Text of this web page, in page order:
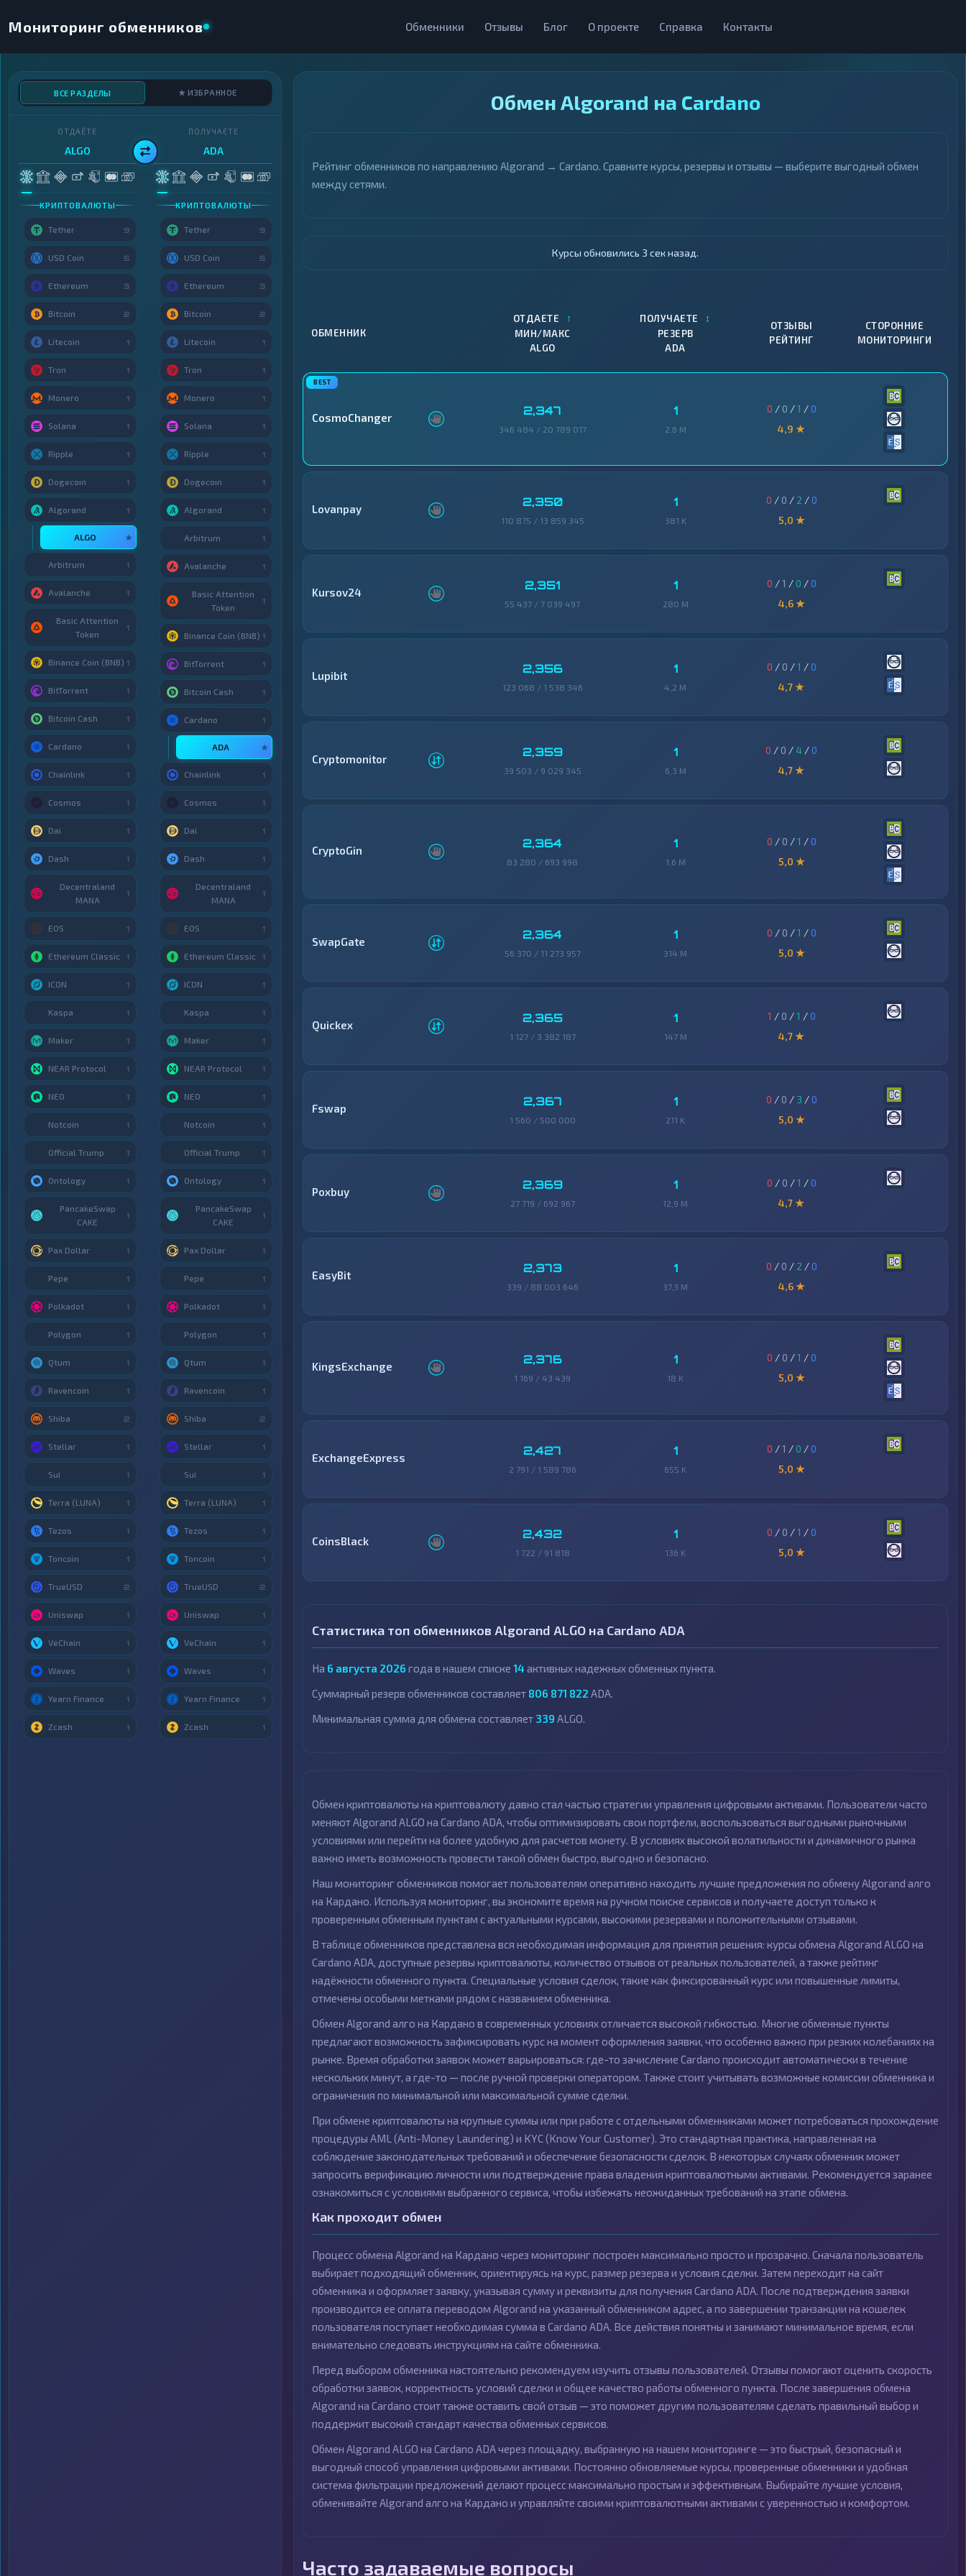
Мониторинг обменников Обменники Отзывы Блог О проекте Справка Контакты
Обмен Algorand на Cardano
Рейтинг обменников по направлению Algorand → Cardano. Сравните курсы, резервы и отзывы — выберите выгодный обмен
между сетями.
Курсы обновились 4 сек назад.
ОБМЕННИК
ОТДАЕТЕ ↑
МИН/МАКС
ALGO
ПОЛУЧАЕТЕ ↕
РЕЗЕРВ
ADA
ОТЗЫВЫ
РЕЙТИНГ
СТОРОННИЕ
МОНИТОРИНГИ
CosmoChanger 2,347
346 484 / 20 789 017
1
2,6 M
0 / 0 /1 /0
4,9 ★
Lovanpay 2,350
110 875 / 13 859 345
1
381 K
0 / 0 / 2 /0
5,0 ★
Kursov24 2,351
55 437 / 7 039 497
1
280 M
0 /1 / 0 /0
4,6 ★
Lupibit 2,356
123 068 / 1 538 346
1
4,2 M
0 / 0 /1 /0
4,7 ★
Cryptomonitor 2,359
39 503 / 9 029 345
1
6,3 M
0 / 0 / 4 /0
4,7 ★
CryptoGin 2,364
83 280 / 693 998
1
1,6 M
0 / 0 /1 /0
5,0 ★
SwapGate 2,364
56 370 / 11 273 957
1
314 M
0 / 0 /1 /0
5,0 ★
Quickex 2,365
1 127 / 3 382 187
1
147 M
1 / 0 /1 /0
4,7 ★
Fswap 2,367
1 560 / 500 000
1
211 K
0 / 0 / 3 /0
5,0 ★
Poxbuy 2,369
27 719 / 692 967
1
12,9 M
0 / 0 /1 /0
4,7 ★
EasyBit 2,373
339 / 88 003 646
1
37,3 M
0 / 0 / 2 /0
4,6 ★
KingsExchange 2,376
1 169 / 43 439
1
18 K
0 / 0 /1 /0
5,0 ★
ExchangeExpress 2,427
2 791 / 1 589 786
1
655 K
0 /1 / 0 /0
5,0 ★
CoinsBlack 2,432
1 722 / 91 818
1
136 K
0 / 0 /1 /0
5,0 ★
Статистика топ обменников Algorand ALGO на Cardano ADA
На 6 августа 2026 года в нашем списке 14активных надежных обменных пункта.
Суммарный резерв обменников составляет 806 871 822 ADA.
Минимальная сумма для обмена составляет 339 ALGO.
Обмен криптовалюты на криптовалюту давно стал частью стратегии управления цифровыми активами. Пользователи часто
меняют Algorand ALGO на Cardano ADA, чтобы оптимизировать свои портфели, воспользоваться выгодными рыночными
условиями или перейти на более удобную для расчетов монету. В условиях высокой волатильности и динамичного рынка
важно иметь возможность провести такой обмен быстро, выгодно и безопасно.
Наш мониторинг обменников помогает пользователям оперативно находить лучшие предложения по обмену Algorand алго
на Кардано. Используя мониторинг, вы экономите время на ручном поиске сервисов и получаете доступ только к
проверенным обменным пунктам с актуальными курсами, высокими резервами и положительными отзывами.
В таблице обменников представлена вся необходимая информация для принятия решения: курсы обмена Algorand ALGO на
Cardano ADA, доступные резервы криптовалюты, количество отзывов от реальных пользователей, а также рейтинг
надёжности обменного пункта. Специальные условия сделок, такие как фиксированный курс или повышенные лимиты,
отмечены особыми метками рядом с названием обменника.
Обмен Algorand алго на Кардано в современных условиях отличается высокой гибкостью. Многие обменные пункты
предлагают возможность зафиксировать курс на момент оформления заявки, что особенно важно при резких колебаниях на
рынке. Время обработки заявок может варьироваться: где-то зачисление Cardano происходит автоматически в течение
нескольких минут, а где-то — после ручной проверки оператором. Также стоит учитывать возможные комиссии обменника и
ограничения по минимальной или максимальной сумме сделки.
При обмене криптовалюты на крупные суммы или при работе с отдельными обменниками может потребоваться прохождение
процедуры AML (Anti-Money Laundering) и KYC (Know Your Customer). Это стандартная практика, направленная на
соблюдение законодательных требований и обеспечение безопасности сделок. В некоторых случаях обменник может
запросить верификацию личности или подтверждение права владения криптовалютными активами. Рекомендуется заранее
ознакомиться с условиями выбранного сервиса, чтобы избежать неожиданных требований на этапе обмена.
Как проходит обмен
Процесс обмена Algorand на Кардано через мониторинг построен максимально просто и прозрачно. Сначала пользователь
выбирает подходящий обменник, ориентируясь на курс, размер резерва и условия сделки. Затем переходит на сайт
обменника и оформляет заявку, указывая сумму и реквизиты для получения Cardano ADA. После подтверждения заявки
производится ее оплата переводом Algorand на указанный обменником адрес, а по завершении транзакции на кошелек
пользователя поступает необходимая сумма в Cardano ADA. Все действия понятны и занимают минимальное время, если
внимательно следовать инструкциям на сайте обменника.
Перед выбором обменника настоятельно рекомендуем изучить отзывы пользователей. Отзывы помогают оценить скорость
обработки заявок, корректность условий сделки и общее качество работы обменного пункта. После завершения обмена
Algorand на Cardano стоит также оставить свой отзыв — это поможет другим пользователям сделать правильный выбор и
поддержит высокий стандарт качества обменных сервисов.
Обмен Algorand ALGO на Cardano ADA через площадку, выбранную на нашем мониторинге — это быстрый, безопасный и
выгодный способ управления цифровыми активами. Постоянно обновляемые курсы, проверенные обменники и удобная
система фильтрации предложений делают процесс максимально простым и эффективным. Выбирайте лучшие условия,
обменивайте Algorand алго на Кардано и управляйте своими криптовалютными активами с уверенностью и комфортом.
Часто задаваемые вопросы
ВСЕ РАЗДЕЛЫ ★ ИЗБРАННОЕ
ОТДАЁТЕ
ALGO
КРИПТОВАЛЮТЫ
Tether 9
USD Coin 5
Ethereum 3
Bitcoin 2
Litecoin 1
Tron 1
Monero 1
Solana 1
Ripple 1
Dogecoin 1
Algorand 1
ALGO ★
Arbitrum 1
Avalanche 1
Basic Attention
Token
1
Binance Coin (BNB) 1
BitTorrent 1
Bitcoin Cash 1
Cardano 1
Chainlink 1
Cosmos 1
Dai 1
Dash 1
Decentraland
MANA
1
EOS 1
Ethereum Classic 1
ICON 1
Kaspa 1
Maker 1
NEAR Protocol 1
NEO 1
Notcoin 1
Official Trump 1
Ontology 1
PancakeSwap
CAKE
1
Pax Dollar 1
Pepe 1
Polkadot 1
Polygon 1
Qtum 1
Ravencoin 1
Shiba 2
Stellar 1
Sui 1
Terra (LUNA) 1
Tezos 1
Toncoin 1
TrueUSD 2
Uniswap 1
VeChain 1
Waves 1
Yearn Finance 1
Zcash 1
ПОЛУЧАЕТЕ
ADA
КРИПТОВАЛЮТЫ
Tether 9
USD Coin 5
Ethereum 3
Bitcoin 2
Litecoin 1
Tron 1
Monero 1
Solana 1
Ripple 1
Dogecoin 1
Algorand 1
Arbitrum 1
Avalanche 1
Basic Attention
Token
1
Binance Coin (BNB) 1
BitTorrent 1
Bitcoin Cash 1
Cardano 1
ADA ★
Chainlink 1
Cosmos 1
Dai 1
Dash 1
Decentraland
MANA
1
EOS 1
Ethereum Classic 1
ICON 1
Kaspa 1
Maker 1
NEAR Protocol 1
NEO 1
Notcoin 1
Official Trump 1
Ontology 1
PancakeSwap
CAKE
1
Pax Dollar 1
Pepe 1
Polkadot 1
Polygon 1
Qtum 1
Ravencoin 1
Shiba 2
Stellar 1
Sui 1
Terra (LUNA) 1
Tezos 1
Toncoin 1
TrueUSD 2
Uniswap 1
VeChain 1
Waves 1
Yearn Finance 1
Zcash 1